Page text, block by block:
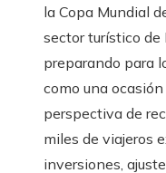
la Copa Mundial
sector turístico de
preparando para
como una
perspectiva de
miles de viajeros
inversiones,